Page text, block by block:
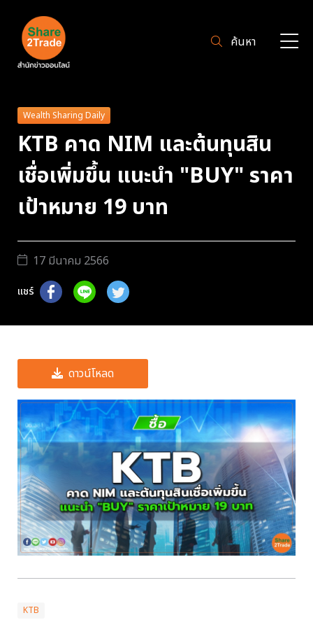
ค้นหา
Wealth Sharing Daily
KTB คาด NIM และต้นทุนสิน
เชื่อเพิ่มขึ้น แนะนำ "BUY" ราคา
เป้าหมาย 19 บาท
17 มีนาคม 2566
แชร์
ดาวน์โหลด
KTB